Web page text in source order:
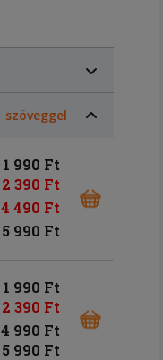
szöveggel
1 990 Ft
2 390 Ft
4 490 Ft
5 990 Ft
1 990 Ft
2 390 Ft
4 990 Ft
5 990 Ft